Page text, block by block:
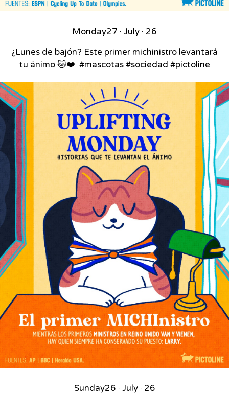
Monday27 · July · 26
¿Lunes de bajón? Este primer michinistro levantará
tu ánimo 🐱❤️⁣ ⁣ #mascotas #sociedad #pictoline
Sunday26 · July · 26